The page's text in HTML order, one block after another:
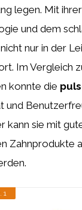
legen. Mit
und dem
nur in der
Im Vergleich
konnte die
und
kann sie mit
Zahnprodukte
1